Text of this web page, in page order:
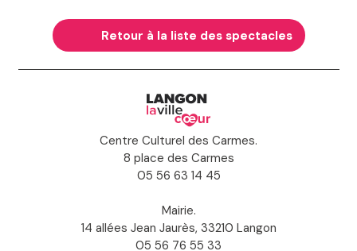
Retour à la liste des spectacles
Centre Culturel des Carmes.
8 place des Carmes
05 56 63 14 45
Mairie.
14 allées Jean Jaurès, 33210 Langon
05 56 76 55 33